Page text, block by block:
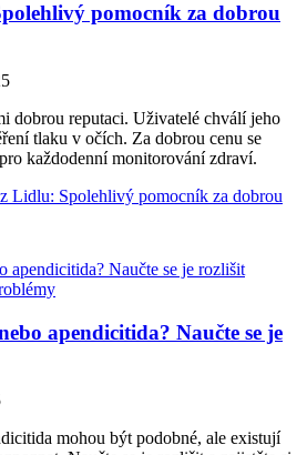
pomocník za dobrou
dobrou reputaci. Uživatelé chválí jeho
tlaku v očích. Za dobrou cenu se
každodenní monitorování zdraví.
Lidlu: Spolehlivý pomocník za dobrou
apendicitida? Naučte se je
mohou být podobné, ale existují